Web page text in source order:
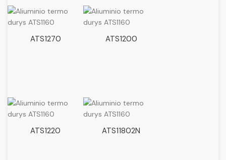
ATS1270 ATS1200
ATS1220 ATS11802N